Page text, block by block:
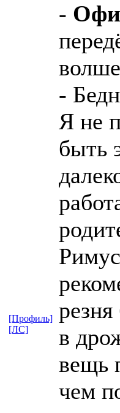
-
-
Я не
быть
в
вещь
чем
[Профиль]
[ЛС]